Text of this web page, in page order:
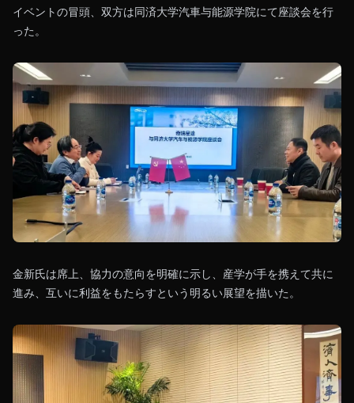
イベントの冒頭、双方は同済大学汽車与能源学院にて座談会を行
った。
金新氏は席上、協力の意向を明確に示し、産学が手を携えて共に
進み、互いに利益をもたらすという明るい展望を描いた。